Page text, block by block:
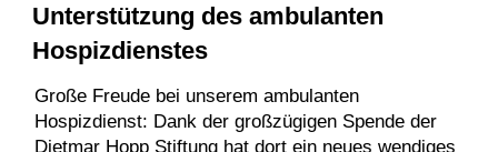
Unterstützung des ambulanten
Hospizdienstes
Große Freude bei unserem ambulanten
Hospizdienst: Dank der großzügigen Spende der
Dietmar Hopp Stiftung hat dort ein neues wendiges